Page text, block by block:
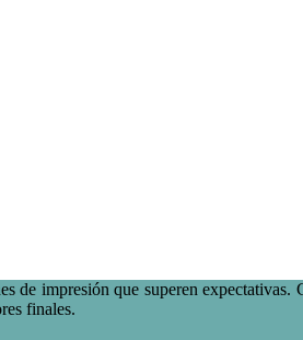
de impresión que superen
finales.